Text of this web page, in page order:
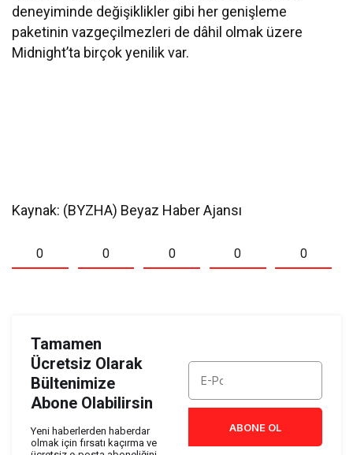
deneyiminde değişiklikler gibi her genişleme
paketinin vazgeçilmezleri de dâhil olmak üzere
Midnight’ta birçok yenilik var.
Kaynak: (BYZHA) Beyaz Haber Ajansı
0 0 0 0 0
Tamamen
Ücretsiz Olarak
Bültenimize
Abone Olabilirsin
Yeni haberlerden haberdar
olmak için fırsatı kaçırma ve
ABONE OL